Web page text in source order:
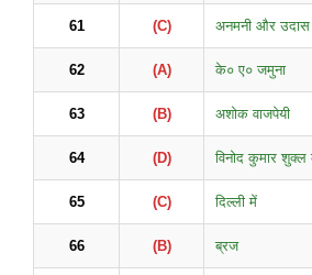
61 (C) अनमनी और उदास
62 (A) के० ए० जमुना
63 (B) अशोक वाजपेयी
64 (D) विनोद कुमार शुक्ल
65 (C) दिल्ली में
66 (B) ब्रज